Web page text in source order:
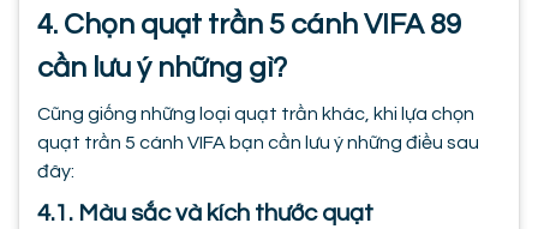
4. Chọn quạt trần 5 cánh VIFA 89
cần lưu ý những gì?
Cũng giống những loại quạt trần khác, khi lựa chọn
quạt trần 5 cánh VIFA bạn cần lưu ý những điều sau
đây:
4.1. Màu sắc và kích thước quạt